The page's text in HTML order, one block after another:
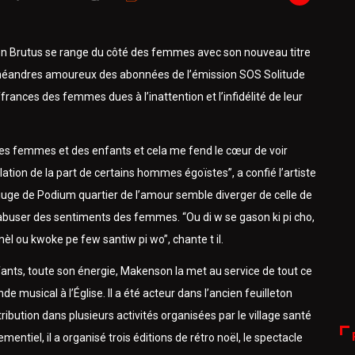
Brutus se range du côté des femmes avec son nouveau titre
amoureux des abonnées de l’émission SOS Solitude
des femmes dues à l’inattention et l’infidélité de leur
femmes et des enfants et cela me fend le cœur de voir
de la part de certains hommes égoïstes”, a confié l’artiste
de Podium quartier de l’amour semble diverger de celle de
des sentiments des femmes. “Ou di w se gason ki pi cho,
ou kwoke pe few santiw pi wo”, chante t il.
toute son énergie, Makenson la met au service de tout ce
musical à l’Église. Il a été acteur dans l’ancien feuilleton
dans plusieurs activités organisées par le village santé
il a organisé trois éditions de rétro noël, le spectacle